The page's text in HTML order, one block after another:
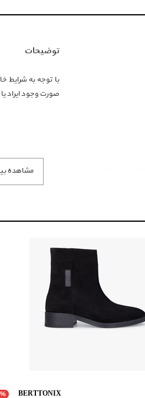
مشاهده
توضیحات
صورت وجود ایراد
BERTTONIX